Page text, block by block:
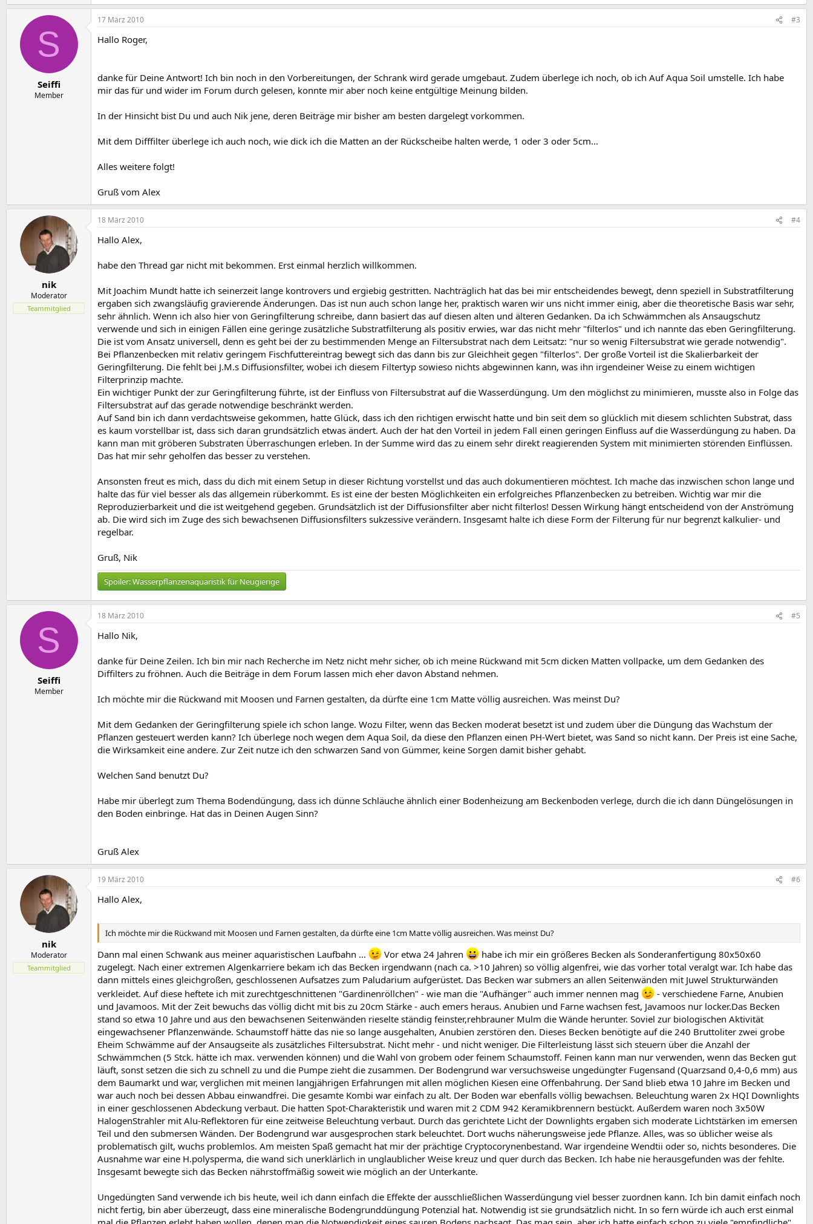
S
Seiffi
Member
17 März 2010 #3
Hallo Roger,
danke für Deine Antwort! Ich bin noch in den Vorbereitungen, der Schrank wird gerade umgebaut. Zudem überlege ich noch, ob ich Auf Aqua Soil umstelle. Ich habe
mir das für und wider im Forum durch gelesen, konnte mir aber noch keine entgültige Meinung bilden.
In der Hinsicht bist Du und auch Nik jene, deren Beiträge mir bisher am besten dargelegt vorkommen.
Mit dem Difffilter überlege ich auch noch, wie dick ich die Matten an der Rückscheibe halten werde, 1 oder 3 oder 5cm...
Alles weitere folgt!
Gruß vom Alex
nik
Moderator
Teammitglied
18 März 2010 #4
Hallo Alex,
habe den Thread gar nicht mit bekommen. Erst einmal herzlich willkommen.
Mit Joachim Mundt hatte ich seinerzeit lange kontrovers und ergiebig gestritten. Nachträglich hat das bei mir entscheidendes bewegt, denn speziell in Substratfilterung
ergaben sich zwangsläufig gravierende Änderungen. Das ist nun auch schon lange her, praktisch waren wir uns nicht immer einig, aber die theoretische Basis war sehr,
sehr ähnlich. Wenn ich also hier von Geringfilterung schreibe, dann basiert das auf diesen alten und älteren Gedanken. Da ich Schwämmchen als Ansaugschutz
verwende und sich in einigen Fällen eine geringe zusätzliche Substratfilterung als positiv erwies, war das nicht mehr "filterlos" und ich nannte das eben Geringfilterung.
Die ist vom Ansatz universell, denn es geht bei der zu bestimmenden Menge an Filtersubstrat nach dem Leitsatz: "nur so wenig Filtersubstrat wie gerade notwendig".
Bei Pflanzenbecken mit relativ geringem Fischfuttereintrag bewegt sich das dann bis zur Gleichheit gegen "filterlos". Der große Vorteil ist die Skalierbarkeit der
Geringfilterung. Die fehlt bei J.M.s Diffusionsfilter, wobei ich diesem Filtertyp sowieso nichts abgewinnen kann, was ihn irgendeiner Weise zu einem wichtigen
Filterprinzip machte.
Ein wichtiger Punkt der zur Geringfilterung führte, ist der Einfluss von Filtersubstrat auf die Wasserdüngung. Um den möglichst zu minimieren, musste also in Folge das
Filtersubstrat auf das gerade notwendige beschränkt werden.
Auf Sand bin ich dann verdachtsweise gekommen, hatte Glück, dass ich den richtigen erwischt hatte und bin seit dem so glücklich mit diesem schlichten Substrat, dass
es kaum vorstellbar ist, dass sich daran grundsätzlich etwas ändert. Auch der hat den Vorteil in jedem Fall einen geringen Einfluss auf die Wasserdüngung zu haben. Da
kann man mit gröberen Substraten Überraschungen erleben. In der Summe wird das zu einem sehr direkt reagierenden System mit minimierten störenden Einflüssen.
Das hat mir sehr geholfen das besser zu verstehen.
Ansonsten freut es mich, dass du dich mit einem Setup in dieser Richtung vorstellst und das auch dokumentieren möchtest. Ich mache das inzwischen schon lange und
halte das für viel besser als das allgemein rüberkommt. Es ist eine der besten Möglichkeiten ein erfolgreiches Pflanzenbecken zu betreiben. Wichtig war mir die
Reproduzierbarkeit und die ist weitgehend gegeben. Grundsätzlich ist der Diffusionsfilter aber nicht filterlos! Dessen Wirkung hängt entscheidend von der Anströmung
ab. Die wird sich im Zuge des sich bewachsenen Diffusionsfilters sukzessive verändern. Insgesamt halte ich diese Form der Filterung für nur begrenzt kalkulier- und
regelbar.
Gruß, Nik
Spoiler:Wasserpflanzenaquaristik für Neugierige
S
Seiffi
Member
18 März 2010 #5
Hallo Nik,
danke für Deine Zeilen. Ich bin mir nach Recherche im Netz nicht mehr sicher, ob ich meine Rückwand mit 5cm dicken Matten vollpacke, um dem Gedanken des
Diffilters zu fröhnen. Auch die Beiträge in dem Forum lassen mich eher davon Abstand nehmen.
Ich möchte mir die Rückwand mit Moosen und Farnen gestalten, da dürfte eine 1cm Matte völlig ausreichen. Was meinst Du?
Mit dem Gedanken der Geringfilterung spiele ich schon lange. Wozu Filter, wenn das Becken moderat besetzt ist und zudem über die Düngung das Wachstum der
Pflanzen gesteuert werden kann? Ich überlege noch wegen dem Aqua Soil, da diese den Pflanzen einen PH-Wert bietet, was Sand so nicht kann. Der Preis ist eine Sache,
die Wirksamkeit eine andere. Zur Zeit nutze ich den schwarzen Sand von Gümmer, keine Sorgen damit bisher gehabt.
Welchen Sand benutzt Du?
Habe mir überlegt zum Thema Bodendüngung, dass ich dünne Schläuche ähnlich einer Bodenheizung am Beckenboden verlege, durch die ich dann Düngelösungen in
den Boden einbringe. Hat das in Deinen Augen Sinn?
Gruß Alex
nik
Moderator
Teammitglied
19 März 2010 #6
Hallo Alex,
Ich möchte mir die Rückwand mit Moosen und Farnen gestalten, da dürfte eine 1cm Matte völlig ausreichen. Was meinst Du?
Dann mal einen Schwank aus meiner aquaristischen Laufbahn ... Vor etwa 24 Jahren
habe ich mir ein größeres Becken als Sonderanfertigung 80x50x60
zugelegt. Nach einer extremen Algenkarriere bekam ich das Becken irgendwann (nach ca. >10 Jahren) so völlig algenfrei, wie das vorher total veralgt war. Ich habe das
dann mittels eines gleichgroßen, geschlossenen Aufsatzes zum Paludarium aufgerüstet. Das Becken war submers an allen Seitenwänden mit Juwel Strukturwänden
verkleidet. Auf diese heftete ich mit zurechtgeschnittenen "Gardinenröllchen" - wie man die "Aufhänger" auch immer nennen mag
- verschiedene Farne, Anubien
und Javamoos. Mit der Zeit bewuchs das völlig dicht mit bis zu 20cm Stärke - auch emers heraus. Anubien und Farne wachsen fest, Javamoos nur locker.Das Becken
stand so etwa 10 Jahre und aus den bewachsenen Seitenwänden rieselte ständig feinster,rehbrauner Mulm die Wände herunter. Soviel zur biologischen Aktivität
eingewachsener Pflanzenwände. Schaumstoff hätte das nie so lange ausgehalten, Anubien zerstören den. Dieses Becken benötigte auf die 240 Bruttoliter zwei grobe
Eheim Schwämme auf der Ansaugseite als zusätzliches Filtersubstrat. Nicht mehr - und nicht weniger. Die Filterleistung lässt sich steuern über die Anzahl der
Schwämmchen (5 Stck. hätte ich max. verwenden können) und die Wahl von grobem oder feinem Schaumstoff. Feinen kann man nur verwenden, wenn das Becken gut
läuft, sonst setzen die sich zu schnell zu und die Pumpe zieht die zusammen. Der Bodengrund war versuchsweise ungedüngter Fugensand (Quarzsand 0,4-0,6 mm) aus
dem Baumarkt und war, verglichen mit meinen langjährigen Erfahrungen mit allen möglichen Kiesen eine Offenbahrung. Der Sand blieb etwa 10 Jahre im Becken und
war auch noch bei dessen Abbau einwandfrei. Die gesamte Kombi war einfach zu alt. Der Boden war ebenfalls völlig bewachsen. Beleuchtung waren 2x HQI Downlights
in einer geschlossenen Abdeckung verbaut. Die hatten Spot-Charakteristik und waren mit 2 CDM 942 Keramikbrennern bestückt. Außerdem waren noch 3x50W
HalogenStrahler mit Alu-Reflektoren für eine zeitweise Beleuchtung verbaut. Durch das gerichtete Licht der Downlights ergaben sich moderate Lichtstärken im emersen
Teil und den submersen Wänden. Der Bodengrund war ausgesprochen stark beleuchtet. Dort wuchs näherungsweise jede Pflanze. Alles, was so üblicher weise als
problematisch gilt, wuchs problemlos. Am meisten Spaß gemacht hat mir der prächtige Cryptocorynenbestand. War irgendeine Wendtii oder so, nichts besonderes. Die
Ausnahme war eine H.polysperma, die wand sich unerklärlich in unglaublicher Weise kreuz und quer durch das Becken. Ich habe nie herausgefunden was der fehlte.
Insgesamt bewegte sich das Becken nährstoffmäßig soweit wie möglich an der Unterkante.
Ungedüngten Sand verwende ich bis heute, weil ich dann einfach die Effekte der ausschließlichen Wasserdüngung viel besser zuordnen kann. Ich bin damit einfach noch
nicht fertig, bin aber überzeugt, dass eine mineralische Bodengrunddüngung Potenzial hat. Notwendig ist sie grundsätzlich nicht. In so fern würde ich auch erst einmal